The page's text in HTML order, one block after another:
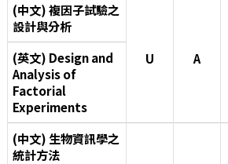
(中文) 複因子試驗之
設計與分析
U
A
(英文) Design and
Analysis of
Factorial
Experiments
(中文) 生物資訊學之
統計方法